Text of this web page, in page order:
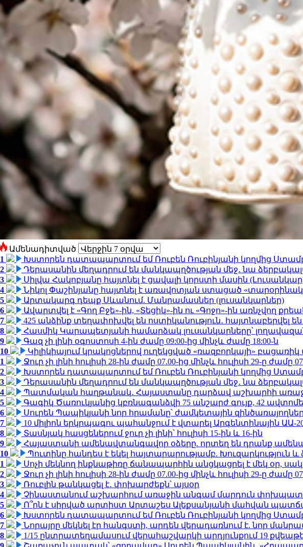
Ամենադիտված
1
Խստորեն դատապարտում եմ Ռուբեն Ռուբինյանի կողմից
2
Դերասանին մեղադրում են մանկապղծության մեջ․ նա
3
Սիլվա Հակոբյանը հայտնել է ցավալի կորստի մասին
4
Նիկոլ Փաշինյանը հայտնել է առավոտյան ստացած
5
Արտակարգ դեպք Սևանում. Մանրամասներ (լուսանկարներ)
6
Ավարտվել է «Գող Բջե»-ին, «Տեցիկ»-ին ու «Գոջո»-ին առնչվող
7
425 անձինք տեղափոխվել են ոստիկանություն․ հայտնաբերվել
8
Հասմիկ Կարապետյանի համարձակ լուսանկարները՝
9
Գազ չի լինի օգոստոսի 4-ին ժամը 09:00-ից մինչև ժամը 18:00-ն
10
Կիլիկիայում կրակոցներով ուղեկցված «ռազբորկայի»
1
Ջուր չի լինի հուլիսի 28-ին ժամը 07.00-ից մինչև հուլիսի 29-ը ժամը
2
Խստորեն դատապարտում եմ Ռուբեն Ռուբինյանի կողմից
3
Դերասանին մեղադրում են մանկապղծության մեջ․ նա
4
Պատմական հաղթանակ․ Հայաստանը դարձավ աշխարհի
5
Գագիկ Ծառուկյանից կբռնագանձվի 75 անշարժ գույք, 42
6
Սուրեն Պապիկյանի նոր հրամանը՝ ժամկետային
7
10 միլիոն երկրպագու պահանջում է վտարել Արգենտինային ԱԱ-
8
Տասնյակ հասցեներում ջուր չի լինի՝ հուլիսի 15-ին և 16-ին
9
Հայաստանի ամենավտանգավոր օձերը. որտեղ են դրանք
10
Պուտինը հանդես է եկել հայտարարությամբ. Խուզարկություն
1
Սոչի մեկնող ինքնաթիռը ճանապարհին անցկացրել է մեկ օր,
2
Ջուր չի լինի հուլիսի 28-ին ժամը 07.00-ից մինչև հուլիսի 29-ը ժամը
3
Ռուբլին թանկացել է․ փոխարժեքն՝ այսօր
4
Չինաստանում աշխարհում առաջին անգամ մարդուն
5
Ո՞րն է սիրված արտիստ Արտաշես Ալեքսանյանի մահվան
6
Խստորեն դատապարտում եմ Ռուբեն Ռուբինյանի կողմից
7
Նորայրը մեկնել էր հանգստի, արդեն վերադառնում է. նոր
8
1/15 ընտրատեղամասում վերահաշվարկի արդյունքում 19